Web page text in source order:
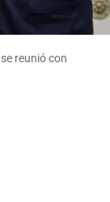
reunió con